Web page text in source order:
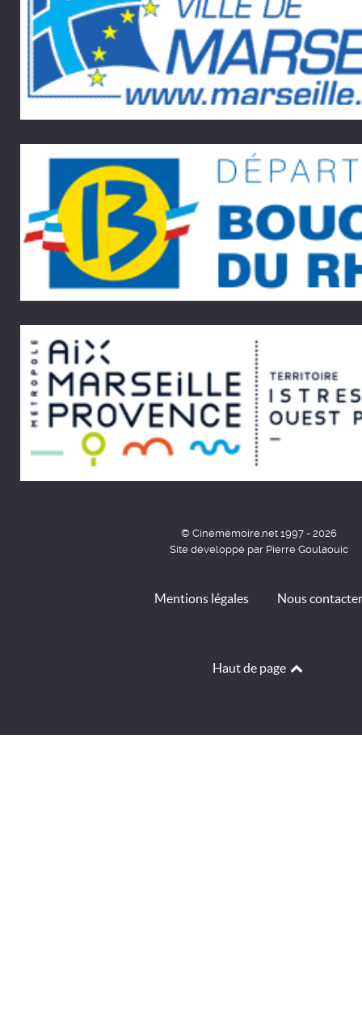
© Cinémémoire.net 1997 - 2026
Site développé par Pierre Goulaouic
Mentions légales Nous contacter
Haut de page